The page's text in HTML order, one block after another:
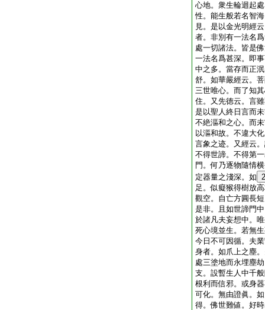
心地。衆生輪迴起
性。能生般若名智
見。是以金光明經
者。非別有一法名
處一切諸法。皆是
一法名爲甚深。即
中之多。當存而正
舒。如華嚴經云。
三世唯心。而了知
住。又先徳云。言
是以聖人終日言而
不絶漚和之心。而
以漚和故。不違大
言象之迹。又經云
不得世諦。不得第
門。何乃逐物隨情
定器量之淺深。如 2
足。似癡猴得樹放
觀空。自亡方圓長
是非。且如世諦門
於諸凡夫妄想中。
死心境並生。若無
今日不可因循。夫
身者。如爪上之塵
處三塗地而永埋塵
支。設暫生人中千
根利而信邪。或身
可化。無由證眞。
得。佛世難値。好